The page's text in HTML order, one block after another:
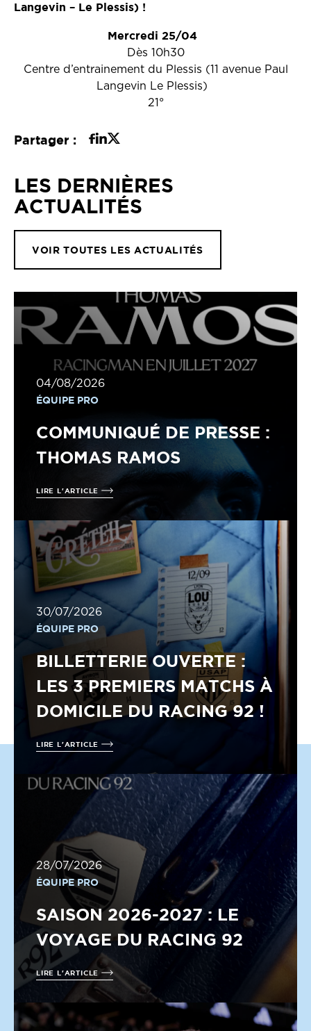
Langevin – Le Plessis) !
Mercredi 25/04
Dès 10h30
Centre d’entrainement du Plessis (11 avenue Paul
Langevin Le Plessis)
21°
Partager :
LES DERNIÈRES
ACTUALITÉS
VOIR TOUTES LES ACTUALITÉS
04/08/2026
ÉQUIPE PRO
COMMUNIQUÉ DE PRESSE :
THOMAS RAMOS
LIRE L'ARTICLE
30/07/2026
ÉQUIPE PRO
BILLETTERIE OUVERTE :
LES 3 PREMIERS MATCHS À
DOMICILE DU RACING 92 !
LIRE L'ARTICLE
28/07/2026
ÉQUIPE PRO
SAISON 2026-2027 : LE
VOYAGE DU RACING 92
LIRE L'ARTICLE